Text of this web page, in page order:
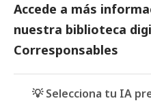
Accede a más
nuestra biblioteca
Corresponsables
💡 Selecciona tu IA